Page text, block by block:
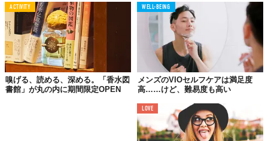
ACTIVITY
嗅げる、読める、深める。「香水図
書館」が丸の内に期間限定OPEN
WELL-BEING
メンズのVIOセルフケアは満足度
高……けど、難易度も高い
LOVE